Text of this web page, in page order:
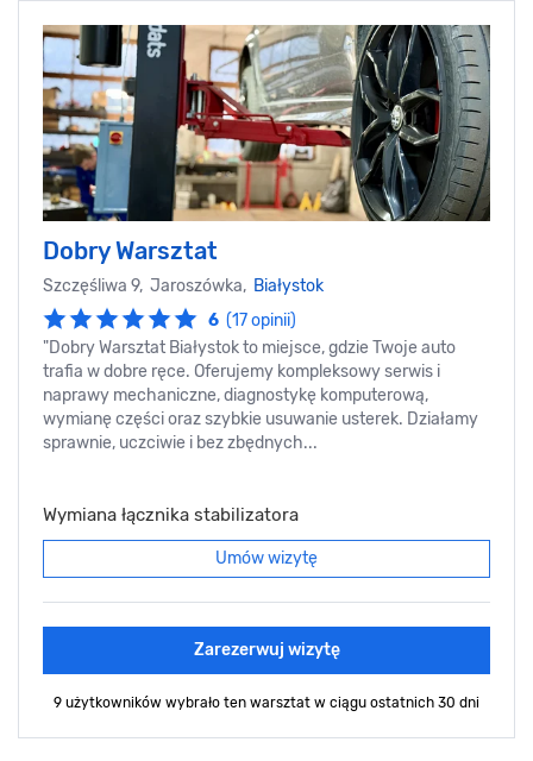
Dobry Warsztat
Szczęśliwa 9, Jaroszówka, Białystok
6 (17 opinii)
"Dobry Warsztat Białystok to miejsce, gdzie Twoje auto
trafia w dobre ręce. Oferujemy kompleksowy serwis i
naprawy mechaniczne, diagnostykę komputerową,
wymianę części oraz szybkie usuwanie usterek. Działamy
sprawnie, uczciwie i bez zbędnych...
Wymiana łącznika stabilizatora
Umów wizytę
Zarezerwuj wizytę
9 użytkowników wybrało ten warsztat w ciągu ostatnich 30 dni